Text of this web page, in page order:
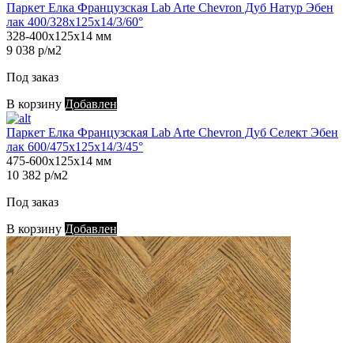
Паркет Елка Французская Lab Arte Chevron Дуб Натур Эбен
лак 400/328х125х14/3/60°
328-400х125х14 мм
9 038 р/м2
Под заказ
В корзину Добавлен
Паркет Елка Французская Lab Arte Chevron Дуб Селект Эбен
лак 600/475х125х14/3/45°
475-600х125х14 мм
10 382 р/м2
Под заказ
В корзину Добавлен